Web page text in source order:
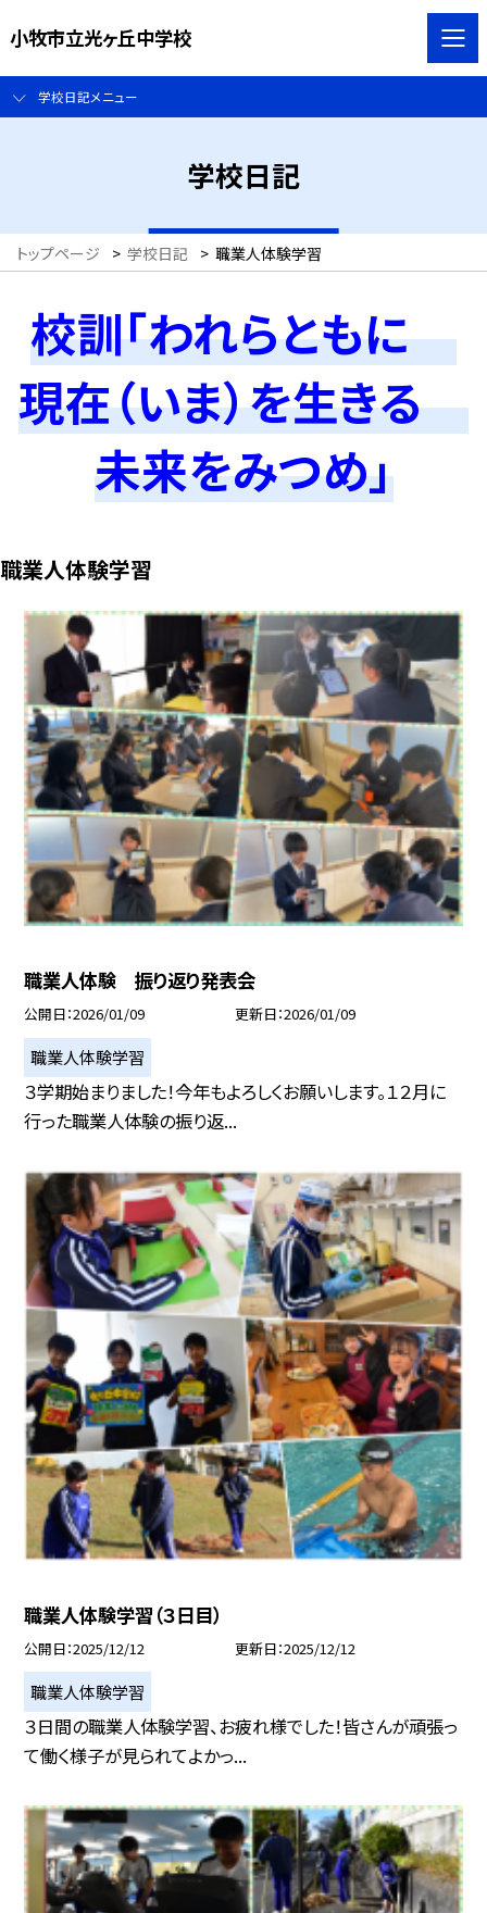
小牧市立光ヶ丘中学校
学校日記メニュー
学校日記
トップページ > 学校日記 > 職業人体験学習
校訓「われらともに
現在（いま）を生きる
未来をみつめ」
職業人体験学習
職業人体験 振り返り発表会
公開日 2026/01/09 更新日 2026/01/09
職業人体験学習
３学期始まりました！今年もよろしくお願いします。１２月に
行った職業人体験の振り返...
職業人体験学習（３日目）
公開日 2025/12/12 更新日 2025/12/12
職業人体験学習
３日間の職業人体験学習、お疲れ様でした！皆さんが頑張っ
て働く様子が見られてよかっ...